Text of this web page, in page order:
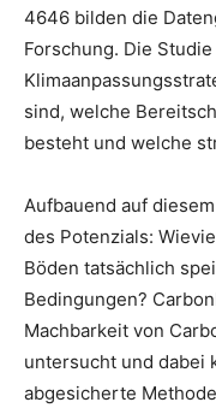
4646 bilden die
Forschung. Die
sind, welche
besteht und welche
Aufbauend auf
des Potenzials:
Böden tatsächlich
Bedingungen?
Machbarkeit von
untersucht und dabei
abgesicherte